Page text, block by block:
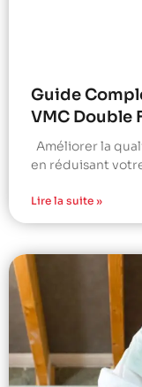
Guide
VMC Double
Améliorer la
en réduisant
Lire la suite »